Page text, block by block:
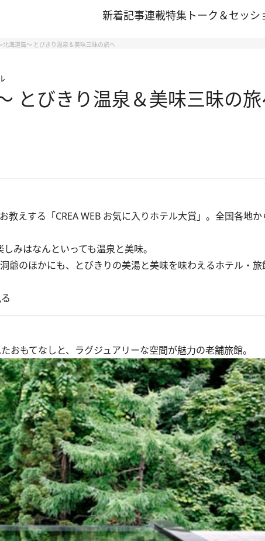
新着記事連載特集 トーク＆セッシ
北海道篇～ とびきり温泉＆美味三昧の旅へ
とびきり温泉＆美味三昧の
えする「CREA WEB お気に入りホテル大賞」。全国各地
みはなんといっても温泉と美味。
のほかにも、とびきりの美湯と美味を味わえるホテル・旅
もてなしと、ラグジュアリーな空間が魅力の老舗旅館。